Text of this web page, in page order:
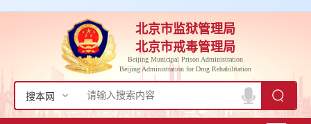
北京市监狱管理局
北京市戒毒管理局
Beijing Municipal Prison Administration
Beijing Administration for Drug Rehabilitation
搜本网